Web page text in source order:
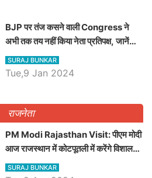
BJP पर तंज कसने वाली Congress ने
अभी तक तय नहीं किया नेता प्रतिपक्ष, जानें
कौन होगा दावेदार
SURAJ BUNKAR
Tue,9 Jan 2024
राजनेता
PM Modi Rajasthan Visit: पीएम मोदी
आज राजस्थान में कोटपूतली में करेंगे विशाल
रैली, एक सभा से 8 सीटों पर साधेगें निशाना
SURAJ BUNKAR